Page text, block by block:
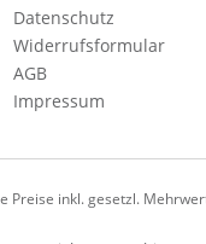
Datenschutz
Widerrufsformular
AGB
Impressum
Preise inkl. gesetzl.